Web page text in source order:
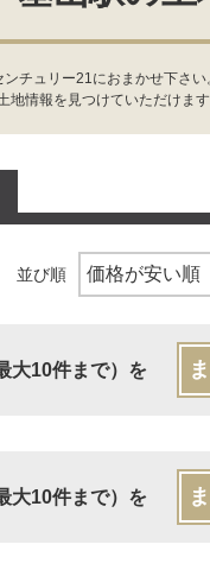
チュリー21におまかせ下
情報を見つけていただけ
並び順
大10件まで）を
大10件まで）を